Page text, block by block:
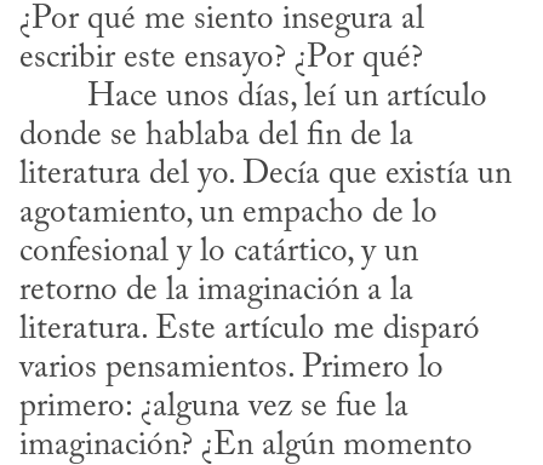
¿Por qué me siento insegura al
escribir este ensayo? ¿Por qué?
donde se hablaba del fin de la
literatura del yo. Decía que existía un
agotamiento, un empacho de lo
confesional y lo catártico, y un
retorno de la imaginación a la
literatura. Este artículo me disparó
varios pensamientos. Primero lo
primero: ¿alguna vez se fue la
imaginación? ¿En algún momento